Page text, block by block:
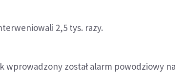
2,5 tys. razy.
został alarm powodziowy na